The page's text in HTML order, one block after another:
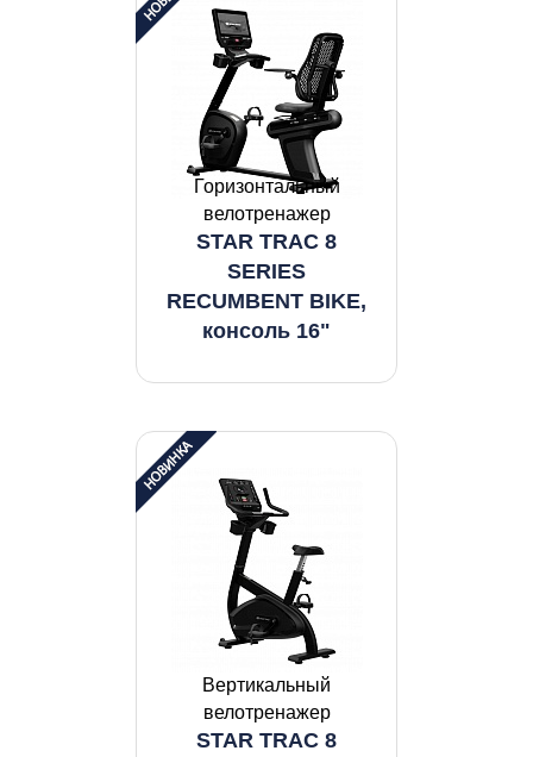
Горизонтальный
велотренажер
STAR TRAC 8
SERIES
RECUMBENT BIKE,
консоль 16"
Вертикальный
велотренажер
STAR TRAC 8